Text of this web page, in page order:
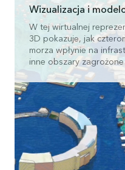
Wizualizacja i
W tej wirtualnej
3D pokazuje, jak
morza wpłynie na
inne obszary